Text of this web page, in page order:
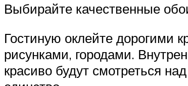
Выбирайте качественные
Гостиную оклейте дорогими
рисунками, городами.
красиво будут смотреться